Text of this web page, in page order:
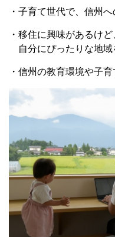
・子育て世代で、信州
・移住に興味があるけ
自分にぴったりな地域
・信州の教育環境や子